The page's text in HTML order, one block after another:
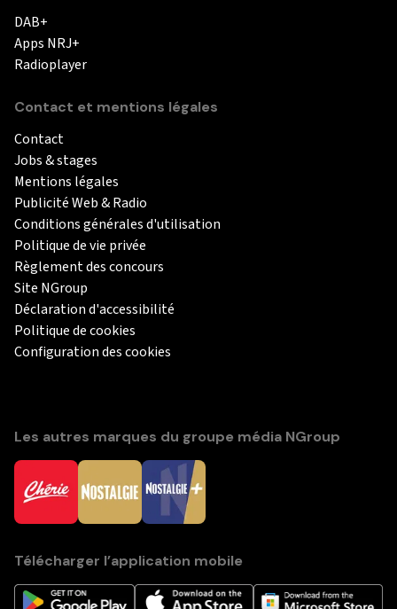
DAB+
Apps NRJ+
Radioplayer
Contact et mentions légales
Contact
Jobs & stages
Mentions légales
Publicité Web & Radio
Conditions générales d'utilisation
Politique de vie privée
Règlement des concours
Site NGroup
Déclaration d'accessibilité
Politique de cookies
Configuration des cookies
Les autres marques du groupe média NGroup
Télécharger l’application mobile